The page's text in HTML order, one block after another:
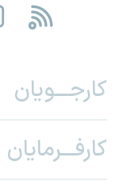
کارجـــویان
کارفـــرمایان